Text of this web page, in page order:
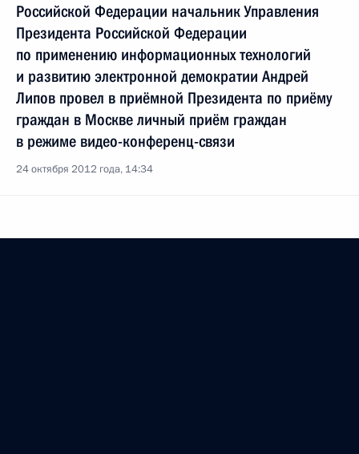
Российской Федерации начальник Управления
Президента Российской Федерации
по применению информационных технологий
и развитию электронной демократии Андрей
Липов провел в приёмной Президента по приёму
граждан в Москве личный приём граждан
в режиме видео-конференц-связи
24 октября 2012 года, 14:34